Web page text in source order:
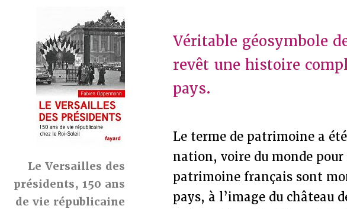
Le Versailles des
présidents, 150 ans
de vie républicaine
Véritable géosymbole
revêt une histoire
pays.
Le terme de patrimoine a
nation, voire du monde
patrimoine français sont
pays, à l’image du château